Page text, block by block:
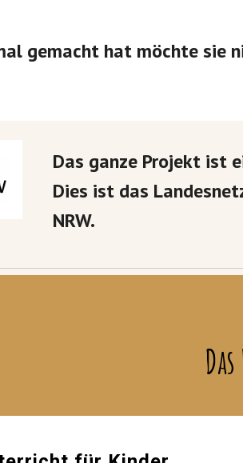
gemacht hat möchte sie
Das ganze Projekt ist
Dies ist das
NRW.